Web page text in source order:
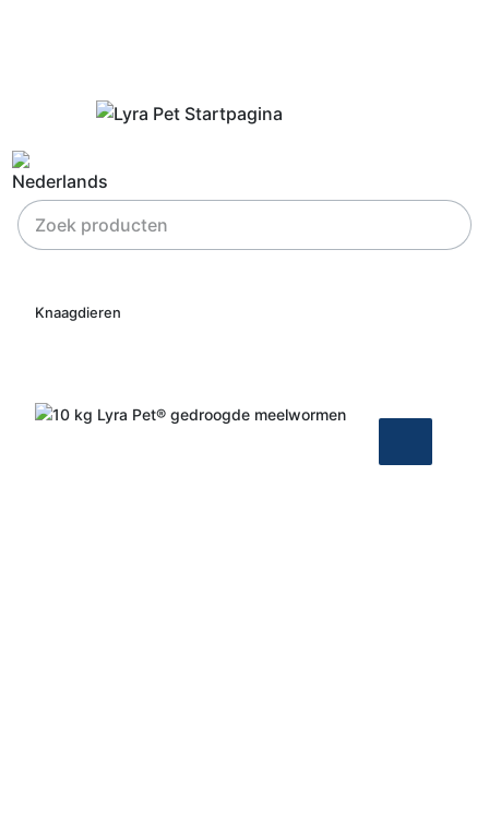
Knaagdieren